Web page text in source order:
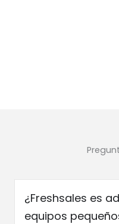
¿Freshsales es
equipos